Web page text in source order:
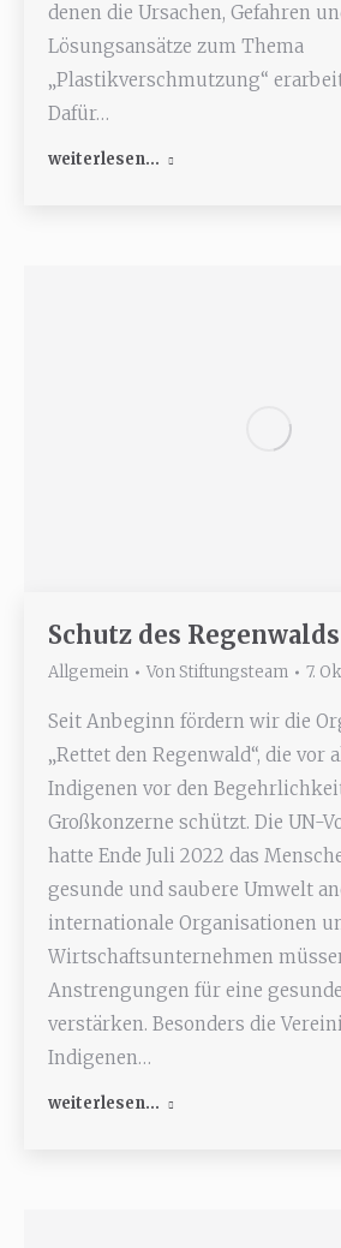
denen die Ursachen, Gefahren
Lösungsansätze zum Thema
„Plastikverschmutzung“
Dafür…
weiterlesen...
Schutz des
Allgemein Von Stiftungsteam 7.
Seit Anbeginn fördern wir die
„Rettet den Regenwald“, die vor
Indigenen vor den
Großkonzerne schützt. Die UN-
hatte Ende Juli 2022 das
gesunde und saubere Umwelt
internationale Organisationen
Wirtschaftsunternehmen
Anstrengungen für eine
verstärken. Besonders die
Indigenen…
weiterlesen...